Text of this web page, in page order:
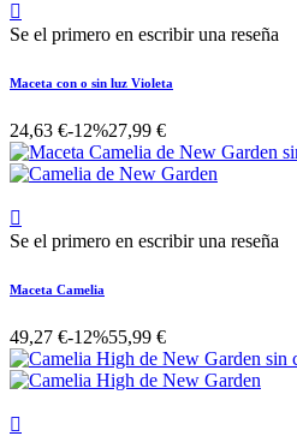

Se el primero en escribir una reseña
Maceta con o sin luz Violeta
24,63 €-12%27,99 €

Se el primero en escribir una reseña
Maceta Camelia
49,27 €-12%55,99 €
